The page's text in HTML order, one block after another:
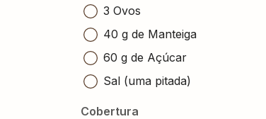
3 Ovos
40 g de Manteiga
60 g de Açúcar
Sal (uma pitada)
Cobertura